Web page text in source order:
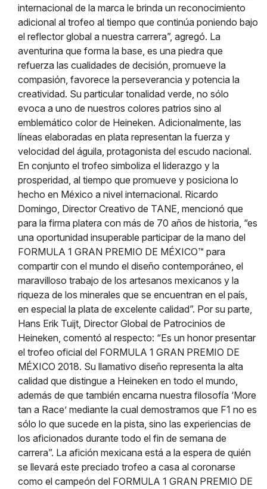
internacional de la marca le brinda un reconocimiento
adicional al trofeo al tiempo que continúa poniendo bajo
el reflector global a nuestra carrera”, agregó. La
aventurina que forma la base, es una piedra que
refuerza las cualidades de decisión, promueve la
compasión, favorece la perseverancia y potencia la
creatividad. Su particular tonalidad verde, no sólo
evoca a uno de nuestros colores patrios sino al
emblemático color de Heineken. Adicionalmente, las
líneas elaboradas en plata representan la fuerza y
velocidad del águila, protagonista del escudo nacional.
En conjunto el trofeo simboliza el liderazgo y la
prosperidad, al tiempo que promueve y posiciona lo
hecho en México a nivel internacional. Ricardo
Domingo, Director Creativo de TANE, mencionó que
para la firma platera con más de 70 años de historia, “es
una oportunidad insuperable participar de la mano del
FORMULA 1 GRAN PREMIO DE MÉXICO™ para
compartir con el mundo el diseño contemporáneo, el
maravilloso trabajo de los artesanos mexicanos y la
riqueza de los minerales que se encuentran en el país,
en especial la plata de excelente calidad”. Por su parte,
Hans Erik Tuijt, Director Global de Patrocinios de
Heineken, comentó al respecto: “Es un honor presentar
el trofeo oficial del FORMULA 1 GRAN PREMIO DE
MÉXICO 2018. Su llamativo diseño representa la alta
calidad que distingue a Heineken en todo el mundo,
además de que también encarna nuestra filosofía ‘More
tan a Race’ mediante la cual demostramos que F1 no es
sólo lo que sucede en la pista, sino las experiencias de
los aficionados durante todo el fin de semana de
carrera”. La afición mexicana está a la espera de quién
se llevará este preciado trofeo a casa al coronarse
como el campeón del FORMULA 1 GRAN PREMIO DE